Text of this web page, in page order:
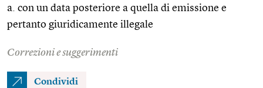
a. con un data posteriore a quella di emissione e
pertanto giuridicamente illegale
Correzioni e suggerimenti
Condividi